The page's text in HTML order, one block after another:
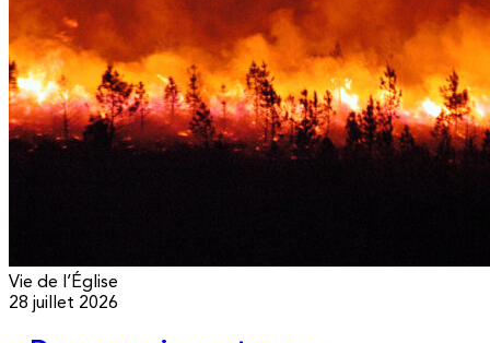
Vie de l’Église
28 juillet 2026